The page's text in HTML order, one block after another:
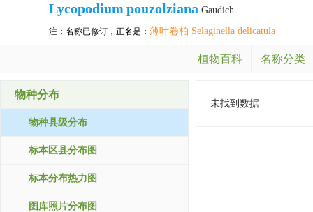
Lycopodium pouzolziana Gaudich.
注：名称已修订，正名是： 薄叶卷柏 Selaginella delicatula
植物百科 名称分类
物种分布
物种县级分布
标本区县分布图
标本分布热力图
图库照片分布图
未找到数据